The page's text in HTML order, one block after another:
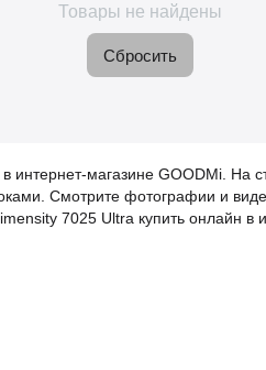
Товары не найдены
Сбросить
магазине GOODMi. На
Смотрите фотографии и
7025 Ultra купить онлайн в